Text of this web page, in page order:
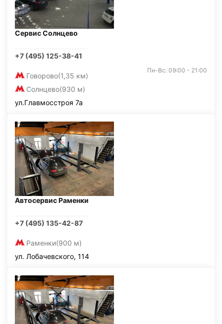
Сервис Солнцево
+7 (495) 125-38-41
Говорово(1,35 км)
Солнцево(930 м)
Пн-Вс: 09:00 - 21:00
ул.Главмосстроя 7а
Автосервис Раменки
+7 (495) 135-42-87
Раменки(900 м)
ул. Лобачевского, 114